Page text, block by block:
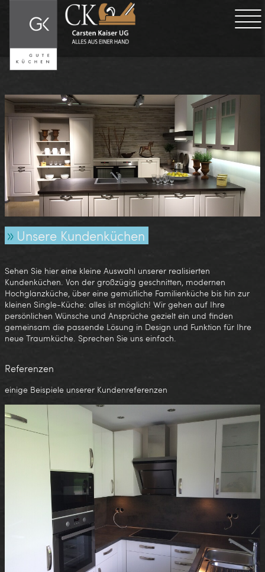
Unsere Kundenküchen
Sehen Sie hier eine kleine Auswahl unserer realisierten
Kundenküchen. Von der großzügig geschnitten, modernen
Hochglanzküche, über eine gemütliche Familienküche bis hin zur
kleinen Single-Küche: alles ist möglich! Wir gehen auf Ihre
persönlichen Wünsche und Ansprüche gezielt ein und finden
gemeinsam die passende Lösung in Design und Funktion für Ihre
neue Traumküche. Sprechen Sie uns einfach.
Referenzen
einige Beispiele unserer Kundenreferenzen